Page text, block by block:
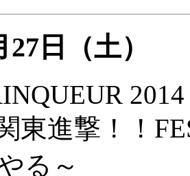
日（土）